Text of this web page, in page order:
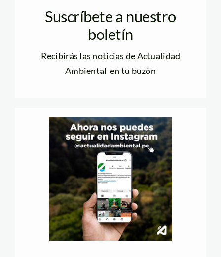
Suscríbete a nuestro
boletín
Recibirás las noticias de Actualidad
Ambiental en tu buzón